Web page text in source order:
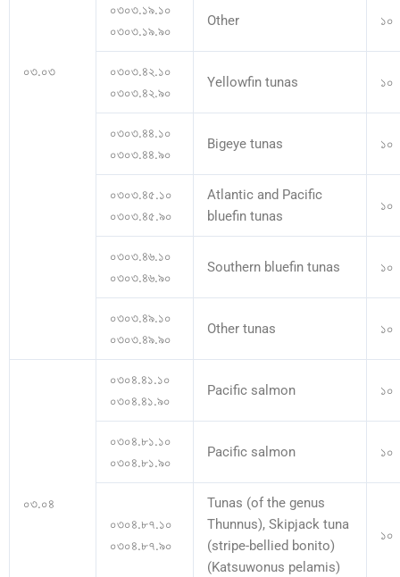
০৩.০৩
০৩০৩.১৯.১০
০৩০৩.১৯.৯০
Other ১০
০৩০৩.৪২.১০
০৩০৩.৪২.৯০
Yellowfin tunas ১০
০৩০৩.৪৪.১০
০৩০৩.৪৪.৯০
Bigeye tunas ১০
০৩০৩.৪৫.১০
০৩০৩.৪৫.৯০
Atlantic and Pacific
bluefin tunas
১০
০৩০৩.৪৬.১০
০৩০৩.৪৬.৯০
Southern bluefin tunas ১০
০৩০৩.৪৯.১০
০৩০৩.৪৯.৯০
Other tunas ১০
০৩.০৪
০৩০৪.৪১.১০
০৩০৪.৪১.৯০
Pacific salmon ১০
০৩০৪.৮১.১০
০৩০৪.৮১.৯০
Pacific salmon ১০
০৩০৪.৮৭.১০
০৩০৪.৮৭.৯০
Tunas (of the genus
Thunnus), Skipjack tuna
(stripe-bellied bonito)
(Katsuwonus pelamis)
১০